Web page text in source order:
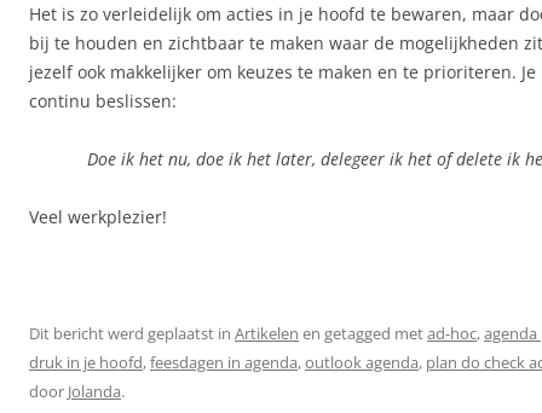
Het is zo verleidelijk om acties in je hoofd te bewaren, maar
bij te houden en zichtbaar te maken waar de mogelijkheden
jezelf ook makkelijker om keuzes te maken en te prioriteren.
continu beslissen:
Doe ik het nu, doe ik het later, delegeer ik het of delete ik
Veel werkplezier!
Dit bericht werd geplaatst in Artikelen en getagged metad-hoc,
druk in je hoofd,feesdagen in agenda,outlook agenda, plan do check
door Jolanda.